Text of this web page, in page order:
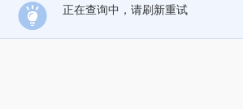
正在查询中，请刷新重试